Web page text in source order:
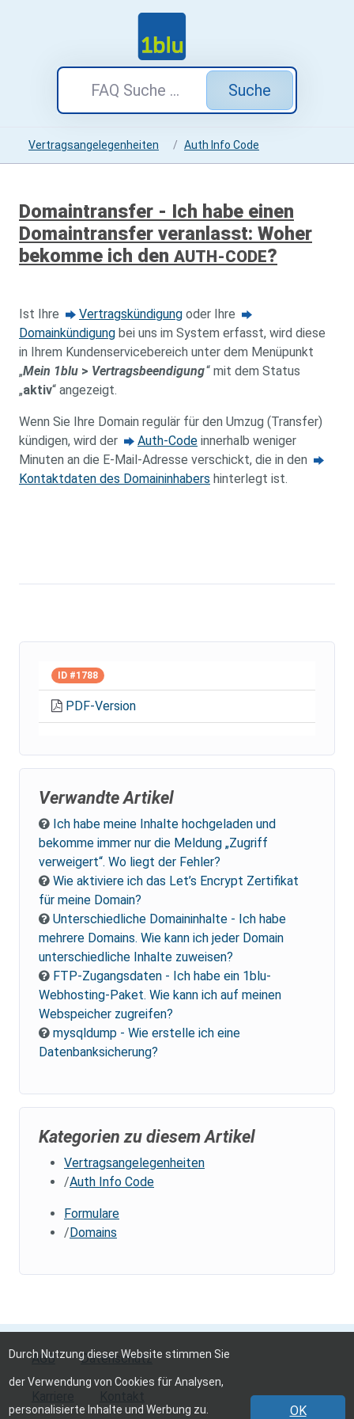
Suche
Vertragsangelegenheiten Auth Info Code
Domaintransfer - Ich habe einen
Domaintransfer veranlasst: Woher
bekomme ich den AUTH-CODE?
Ist Ihre Vertragskündigung oder Ihre
Domainkündigung bei uns im System erfasst, wird diese
in Ihrem Kundenservicebereich unter dem Menüpunkt
„Mein 1blu > Vertragsbeendigung“ mit dem Status
„aktiv“ angezeigt.
Wenn Sie Ihre Domain regulär für den Umzug (Transfer)
kündigen, wird der
Auth-Code innerhalb weniger
Minuten an die E-Mail-Adresse verschickt, die in den
Kontaktdaten des Domaininhabers hinterlegt ist.
ID #1788
PDF-Version
Verwandte Artikel
Ich habe meine Inhalte hochgeladen und
bekomme immer nur die Meldung „Zugriff
verweigert“. Wo liegt der Fehler?
Wie aktiviere ich das Let’s Encrypt Zertifikat
für meine Domain?
Unterschiedliche Domaininhalte - Ich habe
mehrere Domains. Wie kann ich jeder Domain
unterschiedliche Inhalte zuweisen?
FTP-Zugangsdaten - Ich habe ein 1blu-
Webhosting-Paket. Wie kann ich auf meinen
Webspeicher zugreifen?
mysqldump - Wie erstelle ich eine
Datenbanksicherung?
Kategorien zu diesem Artikel
Vertragsangelegenheiten
Auth Info Code
Formulare
Domains
AGB Datenschutz
Durch Nutzung dieser Website stimmen Sie
der Verwendung von Cookies für Analysen,
personalisierte Inhalte und Werbung zu. OK